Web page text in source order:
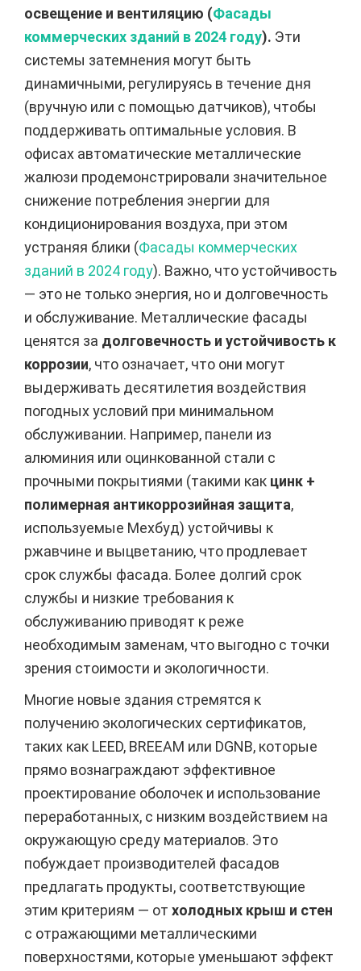
освещение и вентиляцию (Фасады
коммерческих зданий в 2024 году). Эти
системы затемнения могут быть
динамичными, регулируясь в течение дня
(вручную или с помощью датчиков), чтобы
поддерживать оптимальные условия. В
офисах автоматические металлические
жалюзи продемонстрировали значительное
снижение потребления энергии для
кондиционирования воздуха, при этом
устраняя блики (Фасады коммерческих
зданий в 2024 году). Важно, что устойчивость
— это не только энергия, но и долговечность
и обслуживание. Металлические фасады
ценятся за долговечность и устойчивость к
коррозии, что означает, что они могут
выдерживать десятилетия воздействия
погодных условий при минимальном
обслуживании. Например, панели из
алюминия или оцинкованной стали с
прочными покрытиями (такими как цинк +
полимерная антикоррозийная защита,
используемые Мехбуд) устойчивы к
ржавчине и выцветанию, что продлевает
срок службы фасада. Более долгий срок
службы и низкие требования к
обслуживанию приводят к реже
необходимым заменам, что выгодно с точки
зрения стоимости и экологичности.
Многие новые здания стремятся к
получению экологических сертификатов,
таких как LEED, BREEAM или DGNB, которые
прямо вознаграждают эффективное
проектирование оболочек и использование
переработанных, с низким воздействием на
окружающую среду материалов. Это
побуждает производителей фасадов
предлагать продукты, соответствующие
этим критериям — от холодных крыш и стен
с отражающими металлическими
поверхностями, которые уменьшают эффект